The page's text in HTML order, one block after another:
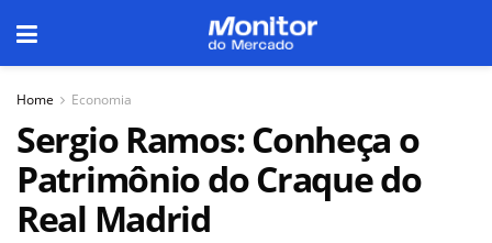
Home Economia
Sergio Ramos: Conheça o
Patrimônio do Craque do
Real Madrid